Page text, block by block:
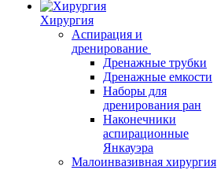
Хирургия
Аспирация и
дренирование
Дренажные трубки
Дренажные емкости
Наборы для
дренирования ран
Наконечники
аспирационные
Янкауэра
Малоинвазивная хирургия